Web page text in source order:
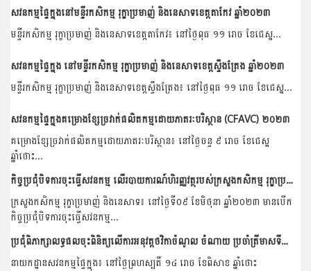
សវនកម្មផ្ទៃក្នុងនៅមន្ទីរកសិកម្ម រុក្ខាប្រមាញ់ និងនេសាទខេត្តតាកែវ ឆ្នាំ២០២៣
មន្ទីរកសិកម្ម រុក្ខាប្រមាញ់ និងនេសាទខេត្តតាកែវ៖ នៅថ្ងៃពុធ ១១ រោច ខែជេស្ឋ...
សវនកម្មផ្ទៃក្នុង នៅមន្ទីរកសិកម្ម រុក្ខាប្រមាញ់ និងនេសាទខេត្តស្ទឹងត្រែង ឆ្នាំ២០២៣
មន្ទីរកសិកម្ម រុក្ខាប្រមាញ់ និងនេសាទខេត្តស្ទឹងត្រែង៖ នៅថ្ងៃពុធ ១១ រោច ខែជេស្ឋ...
សវនកម្មផ្ទៃក្នុងគម្រោងខ្សែច្រវាក់ផលិតកម្មដោយភាតរៈបរិស្ថាន (CFAVC) ២០២៣
គម្រោងខ្សែច្រវាក់ផលិតកម្មដោយភាតរៈបរិស្ថាន៖ នៅថ្ងៃចន្ទ ៩ រោច ខែជេស្ឋ
ឆ្នាំថោះ...
កិច្ចប្រជុំបិទការចុះធ្វើសវនកម្ម លើរបាយការណ៍ហិរញ្ញវត្ថុរបស់ក្រសួងកសិកម្ម រុក្ខាប្រមាញ់ និងនេសាទ សម្រាប់ការិយបរិច្ឆេទ២០២២
ក្រសួងកសិកម្ម រុក្ខាប្រមាញ់ និងនេសាទ៖ នៅថ្ងៃទី០៩ ខែមិថុនា ឆ្នាំ២០២៣ មានបើក
កិច្ចប្រជុំបិទការចុះធ្វើសវនកម្ម...
ប្រជុំពិភាក្សាលទ្ធផលចុះពិនិត្យលើការអនុវត្តថវិកាចំណូល ចំណាយ ប្រចាំត្រីមាសទី១ ឆ្នាំ២០២៣ នៅ ៧ អង្គភាព
នាយកដ្ឋានសវនកម្មផ្ទៃក្នុង៖ នៅថ្ងៃព្រហស្បតិ៍ ១៤ រោច ខែពិសាខ ឆ្នាំថោះ